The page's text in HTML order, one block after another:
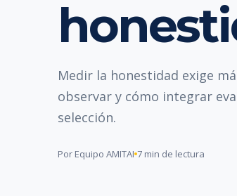
Medir la honestidad exige
observar y cómo integrar
selección.
Por Equipo AMITAI 7 min de lectura